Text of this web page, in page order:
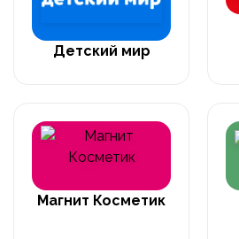
Детский мир
Магнит Косметик